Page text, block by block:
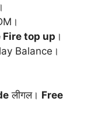
।
Fire top up ।
Balance।
लीगल। Free